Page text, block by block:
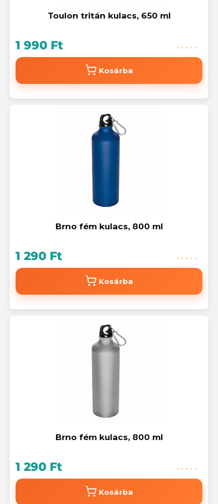
Toulon tritán kulacs, 650 ml
1 990 Ft
Kosárba
Brno fém kulacs, 800 ml
1 290 Ft
Kosárba
Brno fém kulacs, 800 ml
1 290 Ft
Kosárba